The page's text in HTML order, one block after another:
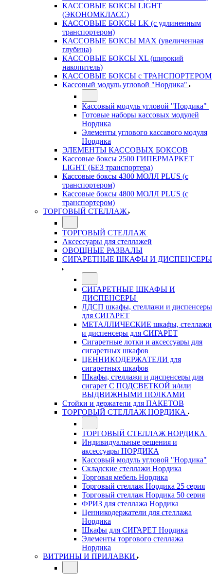
КАССОВЫЕ БОКСЫ LIGHT
(ЭКОНОМКЛАСС)
КАССОВЫЕ БОКСЫ LK (с удлиненным
транспортером)
КАССОВЫЕ БОКСЫ MAX (увеличенная
глубина)
КАССОВЫЕ БОКСЫ XL (широкий
накопитель)
КАССОВЫЕ БОКСЫ с ТРАНСПОРТЕРОМ
Кассовый модуль угловой "Нордика"
Кассовый модуль угловой "Нордика"
Готовые наборы кассовых модулей
Нордика
Элементы углового кассавого модуля
Нордика
ЭЛЕМЕНТЫ КАССОВЫХ БОКСОВ
Кассовые боксы 2500 ГИПЕРМАРКЕТ
LIGHT (БЕЗ транспортера)
Кассовые боксы 4300 МОЛЛ PLUS (с
транспортером)
Кассовые боксы 4800 МОЛЛ PLUS (с
транспортером)
ТОРГОВЫЙ СТЕЛЛАЖ
ТОРГОВЫЙ СТЕЛЛАЖ
Аксессуары для стеллажей
ОВОЩНЫЕ РАЗВАЛЫ
СИГАРЕТНЫЕ ШКАФЫ И ДИСПЕНСЕРЫ
СИГАРЕТНЫЕ ШКАФЫ И
ДИСПЕНСЕРЫ
ЛДСП шкафы, стеллажи и диспенсеры
для СИГАРЕТ
МЕТАЛЛИЧЕСКИЕ шкафы, стеллажи
и диспенсеры для СИГАРЕТ
Сигаретные лотки и аксессуары для
сигаретных шкафов
ЦЕННИКОДЕРЖАТЕЛИ для
сигаретных шкафов
Шкафы, стеллажи и диспенсеры для
сигарет С ПОДСВЕТКОЙ и/или
ВЫДВИЖНЫМИ ПОЛКАМИ
Стойки и держатели для ПАКЕТОВ
ТОРГОВЫЙ СТЕЛЛАЖ НОРДИКА
ТОРГОВЫЙ СТЕЛЛАЖ НОРДИКА
Индивидуальные решения и
аксессуары НОРДИКА
Кассовый модуль угловой "Нордика"
Складские стеллажи Нордика
Торговая мебель Нордика
Торговый стеллаж Нордика 25 серия
Торговый стеллаж Нордика 50 серия
ФРИЗ для стеллажа Нордика
Ценникодержатели для стеллажа
Нордика
Шкафы для СИГАРЕТ Нордика
Элементы торгового стеллажа
Нордика
ВИТРИНЫ И ПРИЛАВКИ